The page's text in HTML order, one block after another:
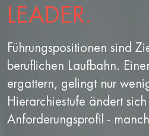
LEADER.
Führungspositionen sind
beruflichen Laufbahn.
ergattern, gelingt nur
Hierarchiestufe ändert
Anforderungsprofil -